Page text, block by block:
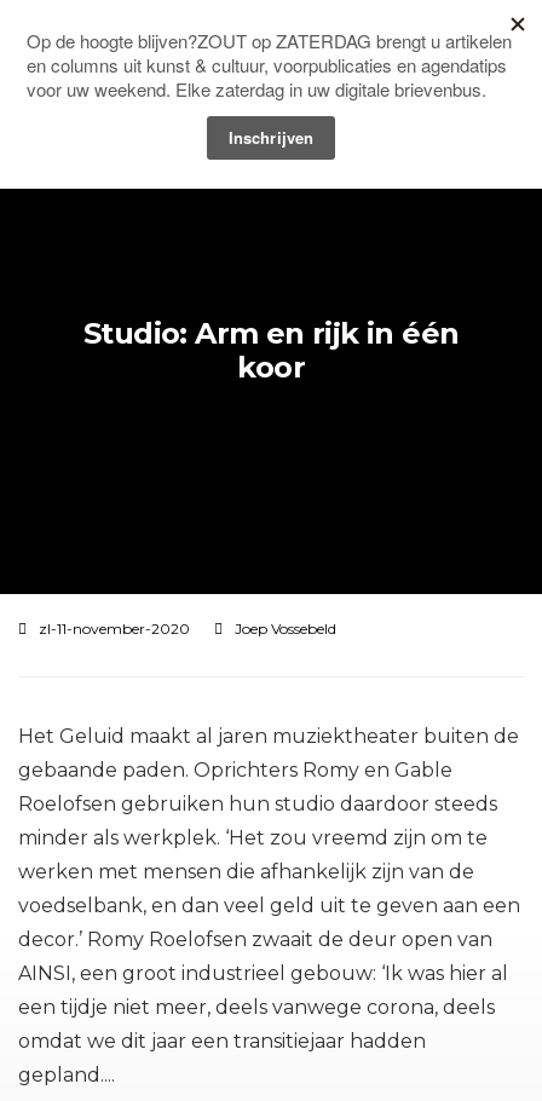
HOME STUDIO
Studio: Arm en rijk in één
koor
zl-11-november-2020 Joep Vossebeld
Het Geluid maakt al jaren muziektheater buiten de
gebaande paden. Oprichters Romy en Gable
Roelofsen gebruiken hun studio daardoor steeds
minder als werkplek. ‘Het zou vreemd zijn om te
werken met mensen die afhankelijk zijn van de
voedselbank, en dan veel geld uit te geven aan een
decor.’ Romy Roelofsen zwaait de deur open van
AINSI, een groot industrieel gebouw: ‘Ik was hier al
een tijdje niet meer, deels vanwege corona, deels
omdat we dit jaar een transitiejaar hadden
gepland....